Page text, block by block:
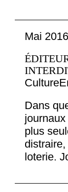
Mai 2016
Dans
plus
loterie.